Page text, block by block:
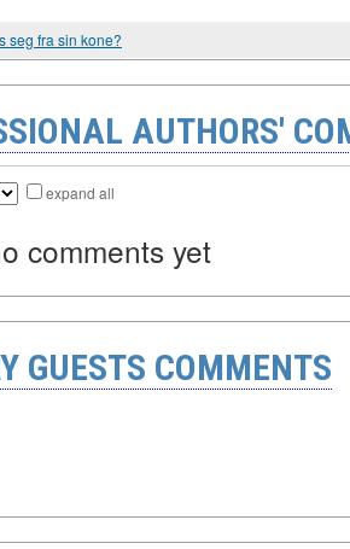
seg fra sin kone?
AUTHORS'
expand all
comments yet
GUESTS COMMENTS